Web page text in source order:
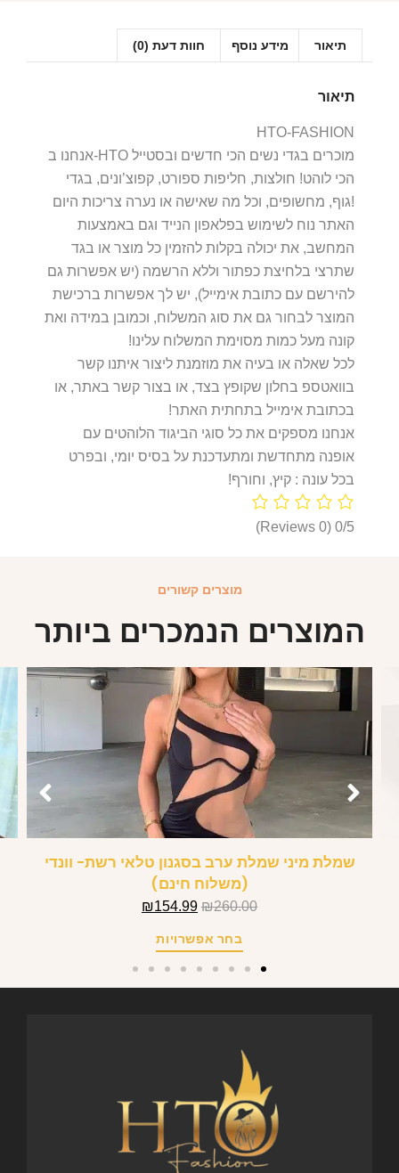
תיאור מידע נוסף חוות דעת (0)
תיאור
HTO-FASHION
אנחנו ב-HTO מוכרים בגדי נשים הכי חדשים ובסטייל
הכי לוהט! חולצות, חליפות ספורט, קפוצ’ונים, בגדי
גוף, מחשופים, וכל מה שאישה או נערה צריכות היום!
האתר נוח לשימוש בפלאפון הנייד וגם באמצעות
המחשב, את יכולה בקלות להזמין כל מוצר או בגד
שתרצי בלחיצת כפתור וללא הרשמה (יש אפשרות גם
להירשם עם כתובת אימייל), יש לך אפשרות ברכישת
המוצר לבחור גם את סוג המשלוח, וכמובן במידה ואת
קונה מעל כמות מסוימת המשלוח עלינו!
לכל שאלה או בעיה את מוזמנת ליצור איתנו קשר
בוואטספ בחלון שקופץ בצד, או בצור קשר באתר, או
בכתובת אימייל בתחתית האתר!
אנחנו מספקים את כל סוגי הביגוד הלוהטים עם
אופנה מתחדשת ומתעדכנת על בסיס יומי, ובפרט
בכל עונה : קיץ, וחורף!
0/5
(0 Reviews)
מוצרים קשורים
המוצרים הנמכרים ביותר
שמלת מיני שמלת ערב בסגנון טלאי רשת- וונדי
(משלוח חינם)
₪260.00
₪154.99
בחר אפשרויות